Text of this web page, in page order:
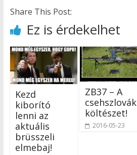
Share This Post:
Ez is érdekelhet
Kezd
kiborító
lenni az
aktuális
brüsszeli
elmebaj!
ZB37 – A
csehszlovák
költészet!
2016-05-23